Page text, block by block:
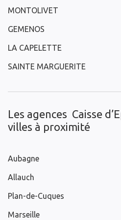
MONTOLIVET
GEMENOS
LA CAPELETTE
SAINTE MARGUERITE
Les agences Caisse
villes à proximité
Aubagne
Allauch
Plan-de-Cuques
Marseille